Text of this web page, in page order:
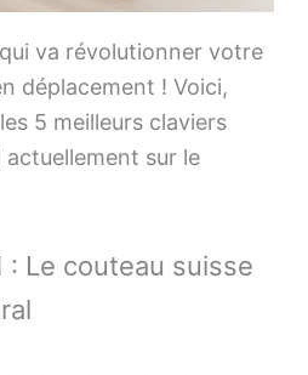
va révolutionner votre
déplacement ! Voici,
5 meilleurs claviers
sur le
: Le couteau suisse